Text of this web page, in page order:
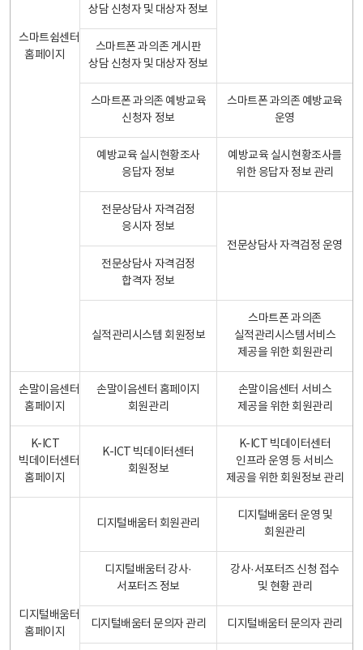
스마트쉼센터
홈페이지
상담 신청자 및 대상자 정보
스마트폰 과의존 게시판
상담 신청자 및 대상자 정보
스마트폰 과의존 예방교육
신청자 정보
스마트폰 과의존 예방교육
운영
예방교육 실시현황조사
응답자 정보
예방교육 실시현황조사를
위한 응답자 정보 관리
전문상담사 자격검정
응시자 정보
전문상담사 자격검정 운영
전문상담사 자격검정
합격자 정보
실적관리시스템 회원정보
스마트폰 과의존
실적관리시스템서비스
제공을 위한 회원관리
손말이음센터
홈페이지
손말이음센터 홈페이지
회원관리
손말이음센터 서비스
제공을 위한 회원관리
K-ICT
빅데이터센터
홈페이지
K-ICT 빅데이터센터
회원정보
K-ICT 빅데이터센터
인프라 운영 등 서비스
제공을 위한 회원정보 관리
디지털배움터
홈페이지
디지털배움터 회원관리
디지털배움터 운영 및
회원관리
디지털배움터 강사·
서포터즈 정보
강사·서포터즈 신청 접수
및 현황 관리
디지털배움터 문의자 관리 디지털배움터 문의자 관리